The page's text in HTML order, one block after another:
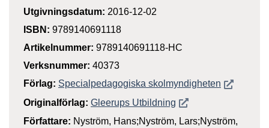
Utgivningsdatum: 2016-12-02
ISBN: 9789140691118
Artikelnummer: 9789140691118-HC
Verksnummer: 40373
Förlag: Specialpedagogiska skolmyndigheten Öppnas i
Originalförlag: Gleerups Utbildning Öppnas i nytt
Författare: Nyström, Hans;Nyström, Lars;Nyström,